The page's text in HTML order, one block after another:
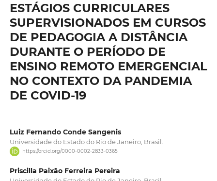
ESTÁGIOS CURRICULARES
SUPERVISIONADOS EM CURSOS
DE PEDAGOGIA A DISTÂNCIA
DURANTE O PERÍODO DE
ENSINO REMOTO EMERGENCIAL
NO CONTEXTO DA PANDEMIA
DE COVID-19
Luiz Fernando Conde Sangenis
Universidade do Estado do Rio de Janeiro, Brasil.
https://orcid.org/0000-0002-2833-0365
Priscilla Paixão Ferreira Pereira